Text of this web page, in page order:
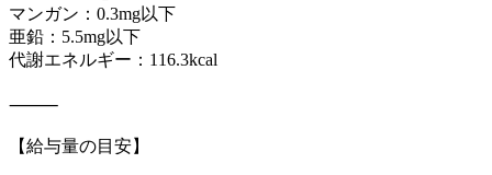
マンガン：0.3mg以下
亜鉛：5.5mg以下
代謝エネルギー：116.3kcal
⸻
【給与量の目安】